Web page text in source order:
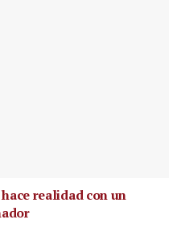
realidad con un